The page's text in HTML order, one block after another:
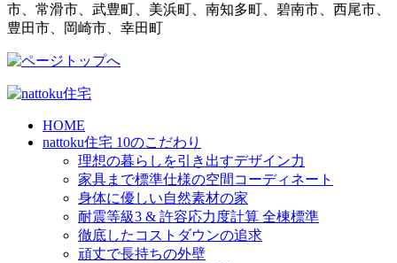
市、常滑市、武豊町、美浜町、南知多町、碧南市、西尾市、
豊田市、岡崎市、幸田町
HOME
nattoku住宅 10のこだわり
理想の暮らしを引き出すデザイン力
家具まで標準仕様の空間コーディネート
身体に優しい自然素材の家
耐震等級3 & 許容応力度計算 全棟標準
徹底したコストダウンの追求
頑丈で長持ちの外壁